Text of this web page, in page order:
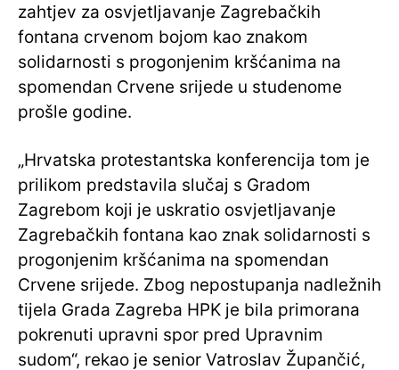
zahtjev za osvjetljavanje Zagrebačkih
fontana crvenom bojom kao znakom
solidarnosti s progonjenim kršćanima na
spomendan Crvene srijede u studenome
prošle godine.
„Hrvatska protestantska konferencija tom je
prilikom predstavila slučaj s Gradom
Zagrebom koji je uskratio osvjetljavanje
Zagrebačkih fontana kao znak solidarnosti s
progonjenim kršćanima na spomendan
Crvene srijede. Zbog nepostupanja nadležnih
tijela Grada Zagreba HPK je bila primorana
pokrenuti upravni spor pred Upravnim
sudom“, rekao je senior Vatroslav Župančić,